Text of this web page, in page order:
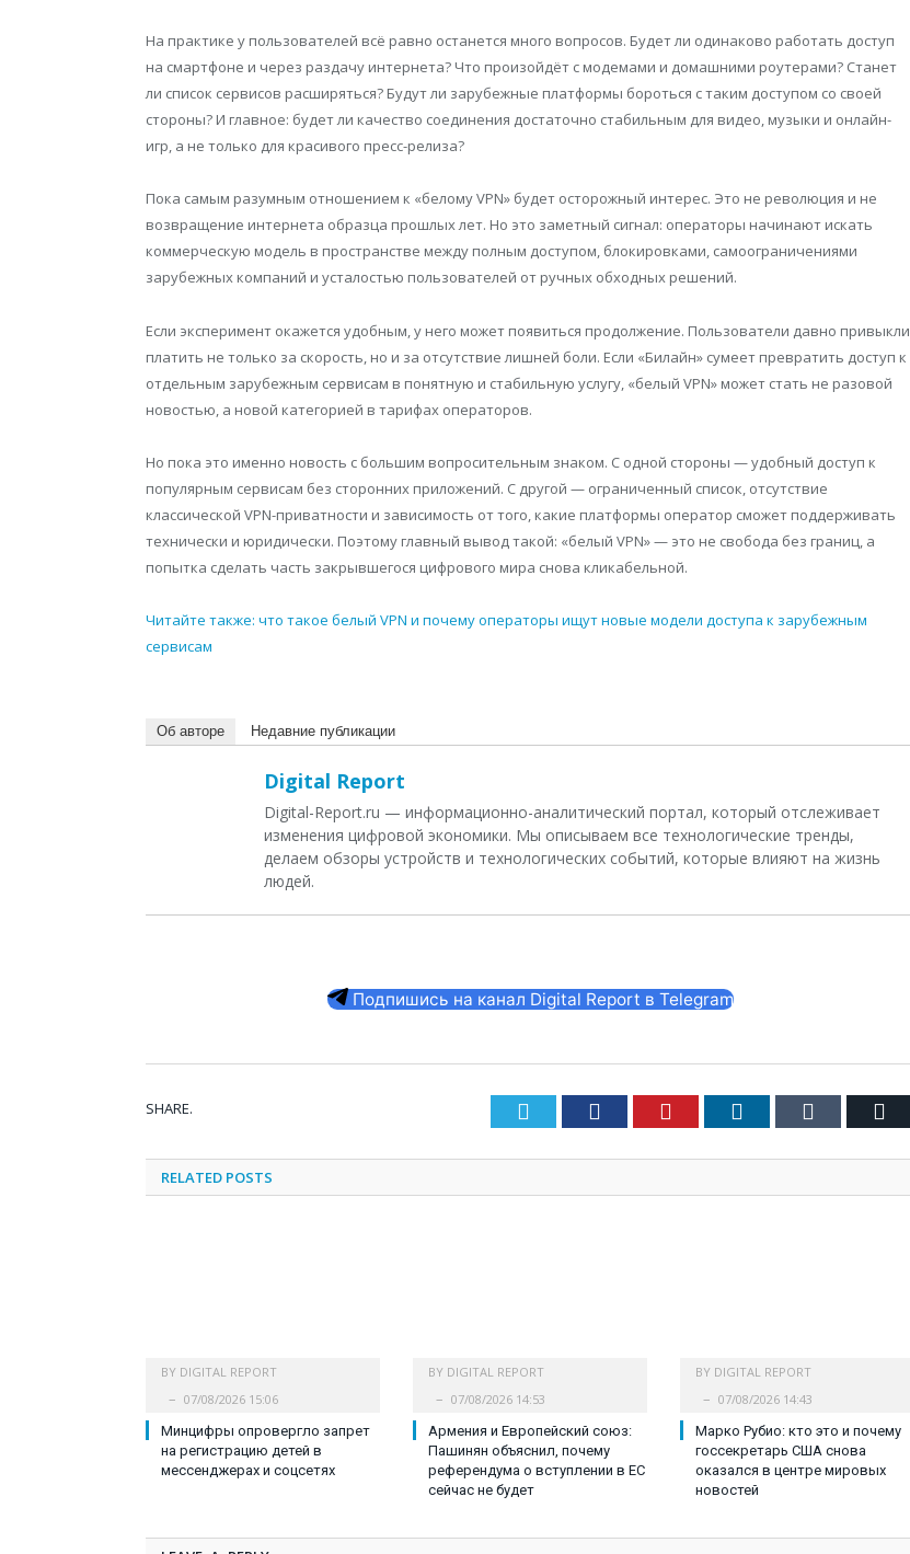
На практике у пользователей всё равно останется много вопросов. Будет ли одинаково работать доступ
на смартфоне и через раздачу интернета? Что произойдёт с модемами и домашними роутерами? Станет
ли список сервисов расширяться? Будут ли зарубежные платформы бороться с таким доступом со своей
стороны? И главное: будет ли качество соединения достаточно стабильным для видео, музыки и онлайн-
игр, а не только для красивого пресс-релиза?
Пока самым разумным отношением к «белому VPN» будет осторожный интерес. Это не революция и не
возвращение интернета образца прошлых лет. Но это заметный сигнал: операторы начинают искать
коммерческую модель в пространстве между полным доступом, блокировками, самоограничениями
зарубежных компаний и усталостью пользователей от ручных обходных решений.
Если эксперимент окажется удобным, у него может появиться продолжение. Пользователи давно привыкли
платить не только за скорость, но и за отсутствие лишней боли. Если «Билайн» сумеет превратить доступ к
отдельным зарубежным сервисам в понятную и стабильную услугу, «белый VPN» может стать не разовой
новостью, а новой категорией в тарифах операторов.
Но пока это именно новость с большим вопросительным знаком. С одной стороны — удобный доступ к
популярным сервисам без сторонних приложений. С другой — ограниченный список, отсутствие
классической VPN-приватности и зависимость от того, какие платформы оператор сможет поддерживать
технически и юридически. Поэтому главный вывод такой: «белый VPN» — это не свобода без границ, а
попытка сделать часть закрывшегося цифрового мира снова кликабельной.
Читайте также: что такое белый VPN и почему операторы ищут новые модели доступа к зарубежным
сервисам
Об авторе Недавние публикации
Digital Report
Digital-Report.ru — информационно-аналитический портал, который отслеживает
изменения цифровой экономики. Мы описываем все технологические тренды,
делаем обзоры устройств и технологических событий, которые влияют на жизнь
людей.
Подпишись на канал Digital Report в Telegram
SHARE. Twitter Facebook Pinterest LinkedIn Tumblr
RELATED POSTS
BY DIGITAL REPORT
07/08/2026 15:06
Минцифры опровергло запрет
на регистрацию детей в
мессенджерах и соцсетях
BY DIGITAL REPORT
07/08/2026 14:53
Армения и Европейский союз:
Пашинян объяснил, почему
референдума о вступлении в ЕС
сейчас не будет
BY DIGITAL REPORT
07/08/2026 14:43
Марко Рубио: кто это и почему
госсекретарь США снова
оказался в центре мировых
новостей